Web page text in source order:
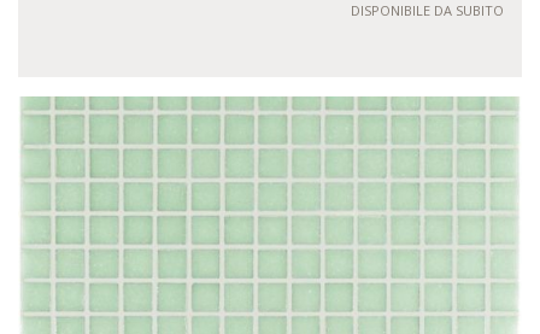
DISPONIBILE DA SUBITO